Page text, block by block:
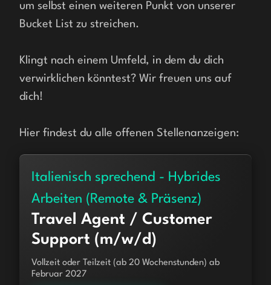
um selbst einen weiteren Punkt von unserer
Bucket List zu streichen.
Klingt nach einem Umfeld, in dem du dich
verwirklichen könntest? Wir freuen uns auf
dich!
Hier findest du alle offenen Stellenanzeigen:
Italienisch sprechend - Hybrides
Arbeiten (Remote & Präsenz)
Travel Agent / Customer
Support (m/w/d)
Vollzeit oder Teilzeit (ab 20 Wochenstunden) ab
Februar 2027